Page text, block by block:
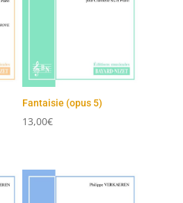
Fantaisie (opus 5)
13,00€